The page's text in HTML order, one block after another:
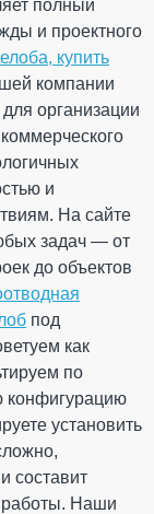
22.54
грн
полный
и проектного
купить
компании
организации
и
На сайте
задач — от
до объектов
под
как
по
конфигурацию
установить
составит
работы. Наши